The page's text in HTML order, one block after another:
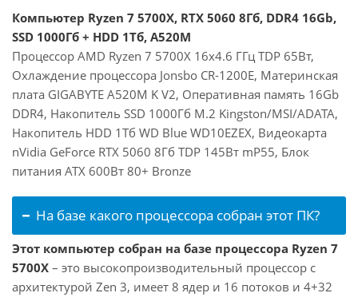
Компьютер Ryzen 7 5700X, RTX 5060 8Гб, DDR4 16Gb,
SSD 1000Гб + HDD 1Тб, A520M
Процессор AMD Ryzen 7 5700X 16x4.6 ГГц TDP 65Вт,
Охлаждение процессора Jonsbo CR-1200E, Материнская
плата GIGABYTE A520M K V2, Оперативная память 16Gb
DDR4, Накопитель SSD 1000Гб M.2 Kingston/MSI/ADATA,
Накопитель HDD 1Тб WD Blue WD10EZEX, Видеокарта
nVidia GeForce RTX 5060 8Гб TDP 145Вт mP55, Блок
питания ATX 600Вт 80+ Bronze
На базе какого процессора собран этот ПК?
Этот компьютер собран на базе процессора Ryzen 7
5700X – это высокопроизводительный процессор с
архитектурой Zen 3, имеет 8 ядер и 16 потоков и 4+32